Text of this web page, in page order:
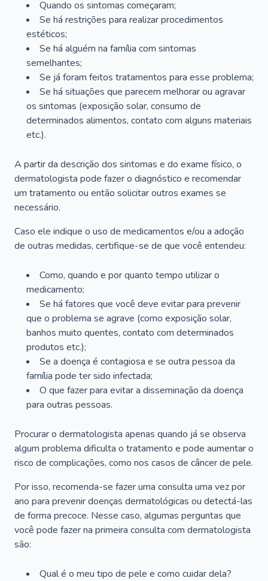
Quando os sintomas começaram;
Se há restrições para realizar procedimentos
estéticos;
Se há alguém na família com sintomas
semelhantes;
Se já foram feitos tratamentos para esse problema;
Se há situações que parecem melhorar ou agravar
os sintomas (exposição solar, consumo de
determinados alimentos, contato com alguns materiais
etc.).
A partir da descrição dos sintomas e do exame físico, o
dermatologista pode fazer o diagnóstico e recomendar
um tratamento ou então solicitar outros exames se
necessário.
Caso ele indique o uso de medicamentos e/ou a adoção
de outras medidas, certifique-se de que você entendeu:
Como, quando e por quanto tempo utilizar o
medicamento;
Se há fatores que você deve evitar para prevenir
que o problema se agrave (como exposição solar,
banhos muito quentes, contato com determinados
produtos etc.);
Se a doença é contagiosa e se outra pessoa da
família pode ter sido infectada;
O que fazer para evitar a disseminação da doença
para outras pessoas.
Procurar o dermatologista apenas quando já se observa
algum problema dificulta o tratamento e pode aumentar o
risco de complicações, como nos casos de câncer de pele.
Por isso, recomenda-se fazer uma consulta uma vez por
ano para prevenir doenças dermatológicas ou detectá-las
de forma precoce. Nesse caso, algumas perguntas que
você pode fazer na primeira consulta com dermatologista
são:
Qual é o meu tipo de pele e como cuidar dela?